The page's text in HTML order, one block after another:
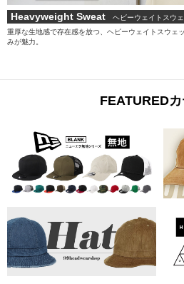
Heavyweight Sweat
ヘビーウェイトスウ
重厚な生地感で存在感を放つ、ヘビーウェイトスウェ
みが魅力。
FEATUREDカ